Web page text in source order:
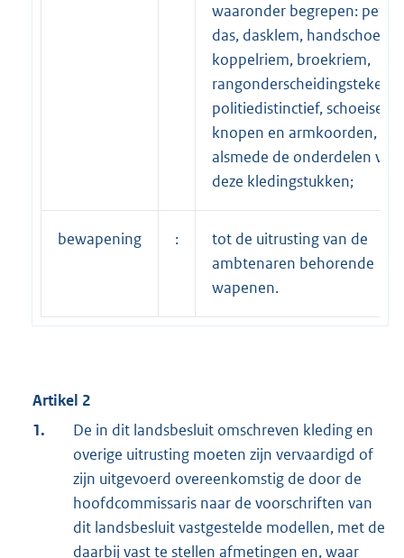
waaronder begrepen: pet,
das, dasklem,
koppelriem, broekriem,
politiedistinctief, schoeisel,
knopen en armkoorden,
alsmede de onderdelen van
deze kledingstukken;
bewapening :
tot de uitrusting van de
ambtenaren behorende
wapenen.
Artikel 2
1.
De in dit landsbesluit omschreven kleding en
overige uitrusting moeten zijn vervaardigd of
zijn uitgevoerd overeenkomstig de door de
hoofdcommissaris naar de voorschriften van
dit landsbesluit vastgestelde modellen, met de
daarbij vast te stellen afmetingen en, waar